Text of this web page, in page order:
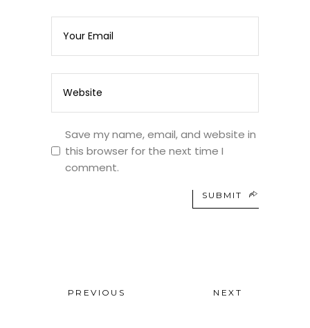
Save my name, email, and website in
this browser for the next time I
comment.
SUBMIT
PREVIOUS NEXT